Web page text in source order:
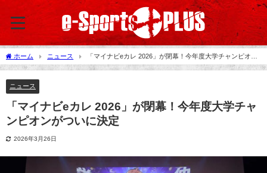
ホーム ニュース
「マイナビeカレ 2026」が閉幕！今年度大学チャンピオン
がついに決定
ニュース
「マイナビeカレ 2026」が閉幕！今年度大学チャ
ンピオンがついに決定
2026年3月26日